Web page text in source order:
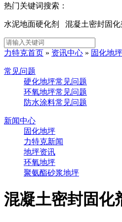
热门关键词搜索：
水泥地面硬化剂 混凝土密封固
力特克首页 » 资讯中心 » 固化地坪
常见问题
硬化地坪常见问题
环氧地坪常见问题
防水涂料常见问题
新闻中心
固化地坪
力特克新闻
地坪资讯
环氧地坪
聚氨酯砂浆地坪
混凝土密封固化